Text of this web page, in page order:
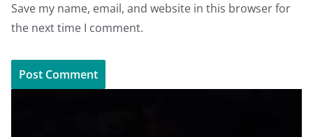
Save my name, email, and website in this browser for
the next time I comment.